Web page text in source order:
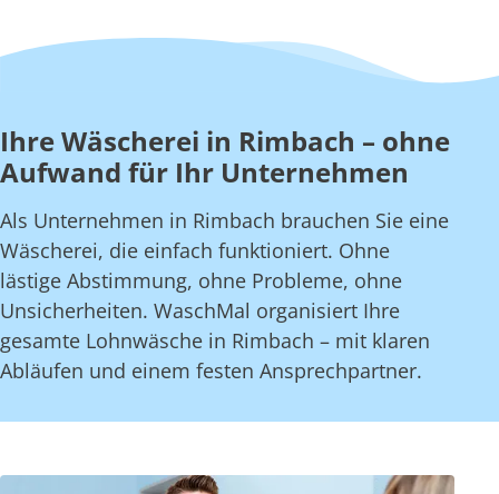
Ihre Wäscherei in Rimbach – ohne
Aufwand für Ihr Unternehmen
Als Unternehmen in Rimbach brauchen Sie eine
Wäscherei, die einfach funktioniert. Ohne
lästige Abstimmung, ohne Probleme, ohne
Unsicherheiten. WaschMal organisiert Ihre
gesamte Lohnwäsche in Rimbach – mit klaren
Abläufen und einem festen Ansprechpartner.